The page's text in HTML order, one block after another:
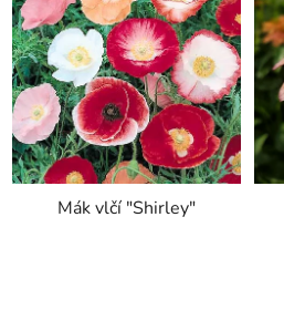
Mák vlčí "Shirley"